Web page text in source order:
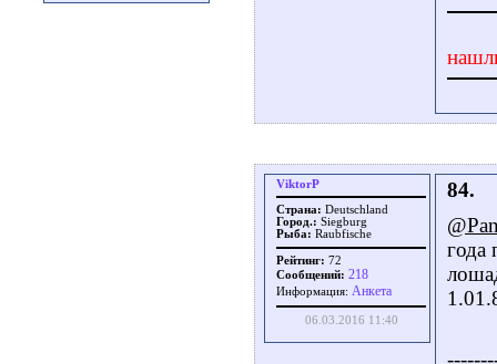
ViktorP
Страна: Deutschland
Город.: Siegburg
Рыба: Raubfische
Рейтинг: 72
Сообщений: 218
Информация: Aнкета
06.03.2016 11:40
84.
года